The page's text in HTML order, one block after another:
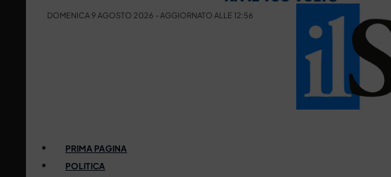
DOMENICA 9 AGOSTO 2026 - AGGIORNATO ALLE 12:56
PRIMA PAGINA
POLITICA